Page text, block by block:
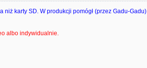
niż karty SD. W produkcji pomógł (przez Gadu-Gadu)
albo indywidualnie.